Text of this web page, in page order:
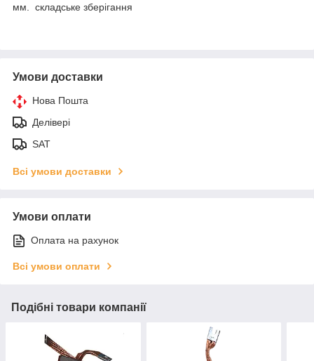
мм. складське зберігання
Умови доставки
Нова Пошта
Делівері
SAT
Всі умови доставки
Умови оплати
Оплата на рахунок
Всі умови оплати
Подібні товари компанії